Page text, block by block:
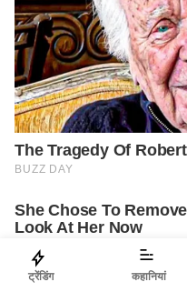
ट्रेंडिंग कहानियां